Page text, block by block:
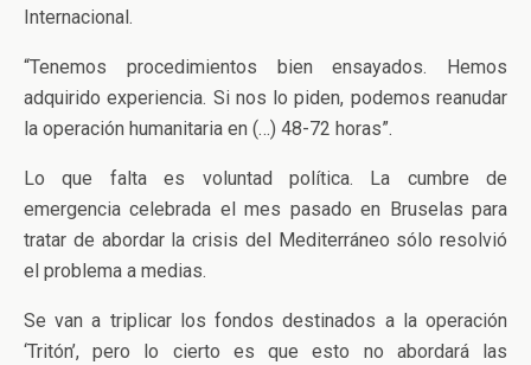
Internacional.
“Tenemos procedimientos bien ensayados. Hemos
adquirido experiencia. Si nos lo piden, podemos reanudar
la operación humanitaria en (…) 48-72 horas”.
Lo que falta es voluntad política. La cumbre de
emergencia celebrada el mes pasado en Bruselas para
tratar de abordar la crisis del Mediterráneo sólo resolvió
el problema a medias.
Se van a triplicar los fondos destinados a la operación
‘Tritón’, pero lo cierto es que esto no abordará las